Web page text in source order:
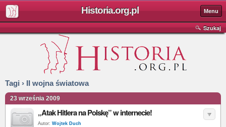
Historia.org.pl Menu
Szukaj
Tagi › II wojna światowa
23 września 2009
„Atak Hitlera na Polskę” w internecie!
Autor: Wojtek Duch